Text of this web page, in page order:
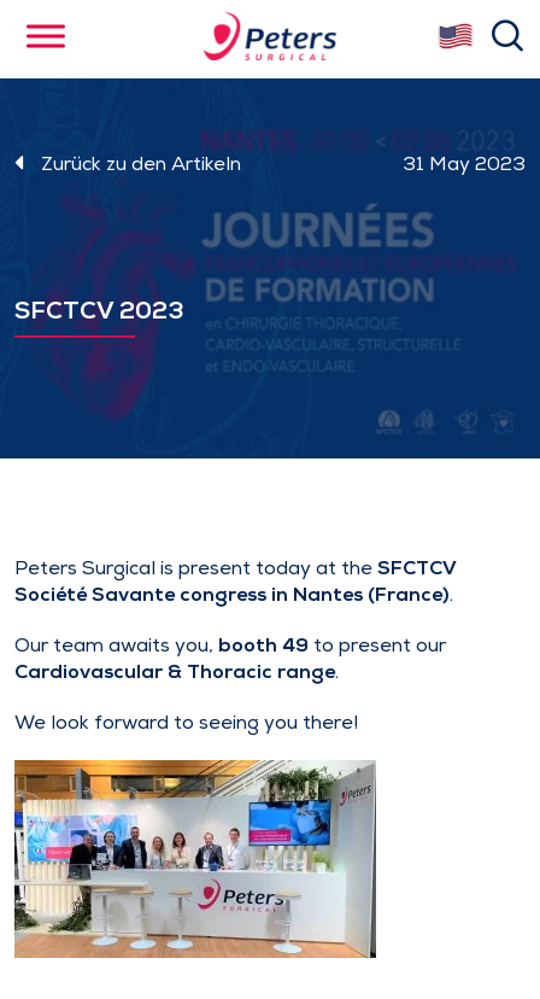
content
Zurück zu den Artikeln 31 May 2023
SFCTCV 2023
Peters Surgical is present today at the SFCTCV
Société Savante congress in Nantes (France).
Our team awaits you, booth 49 to present our
Cardiovascular & Thoracic range.
We look forward to seeing you there!